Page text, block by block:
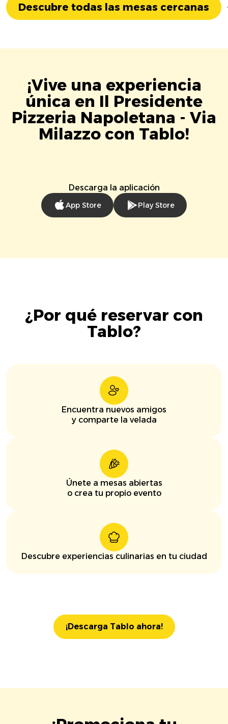
Descubre todas las mesas cercanas
¡Vive una experiencia
única en Il Presidente
Pizzeria Napoletana - Via
Milazzo con Tablo!
Descarga la aplicación
App Store Play Store
¿Por qué reservar con
Tablo?
Encuentra nuevos amigos
y comparte la velada
Únete a mesas abiertas
o crea tu propio evento
Descubre experiencias culinarias en tu ciudad
¡Descarga Tablo ahora!